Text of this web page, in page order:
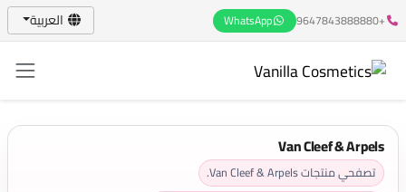
+9647843888880
WhatsApp العربية
Van Cleef & Arpels
تصفحي منتجات Van Cleef & Arpels.